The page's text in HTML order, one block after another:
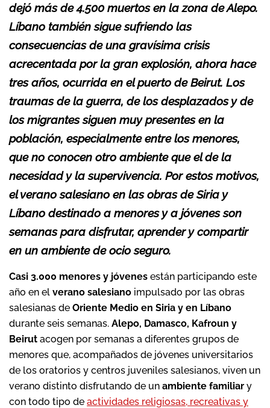
dejó más de 4.500 muertos en la zona de Alepo.
Líbano también sigue sufriendo las
consecuencias de una gravísima crisis
acrecentada por la gran explosión, ahora hace
tres años, ocurrida en el puerto de Beirut. Los
traumas de la guerra, de los desplazados y de
los migrantes siguen muy presentes en la
población, especialmente entre los menores,
que no conocen otro ambiente que el de la
necesidad y la supervivencia. Por estos motivos,
el verano salesiano en las obras de Siria y
Líbano destinado a menores y a jóvenes son
semanas para disfrutar, aprender y compartir
en un ambiente de ocio seguro.
Casi 3.000 menores y jóvenes están participando este
año en el verano salesiano impulsado por las obras
salesianas de Oriente Medio en Siria y en Líbano
durante seis semanas. Alepo, Damasco, Kafroun y
Beirut acogen por semanas a diferentes grupos de
menores que, acompañados de jóvenes universitarios
de los oratorios y centros juveniles salesianos, viven un
verano distinto disfrutando de un ambiente familiar y
con todo tipo de actividades religiosas, recreativas y